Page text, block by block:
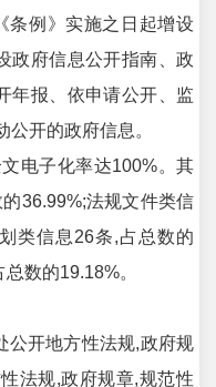
例》实施之日起增设
政府信息公开指南、政
年报、依申请公开、监
开的政府信息。
电子化率达100%。其
36.99%;法规文件类信
类信息26条,占总数的
数的19.18%。
开地方性法规,政府规
法规,政府规章,规范性